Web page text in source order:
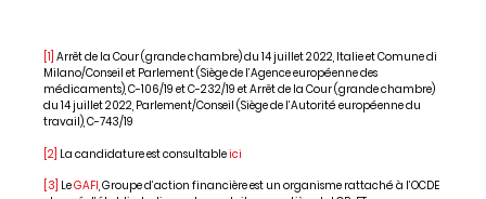
[1] Arrêt de la Cour (grande chambre) du 14 juillet 2022, Italie et Comune di
Milano/Conseil et Parlement (Siège de l’Agence européenne des
médicaments), C-106/19 et C-232/19 et Arrêt de la Cour (grande chambre)
du 14 juillet 2022, Parlement/Conseil (Siège de l’Autorité européenne du
travail), C-743/19
[2] La candidature est consultableici
[3] LeGAFI, Groupe d’action financière est un organisme rattaché à l’OCDE